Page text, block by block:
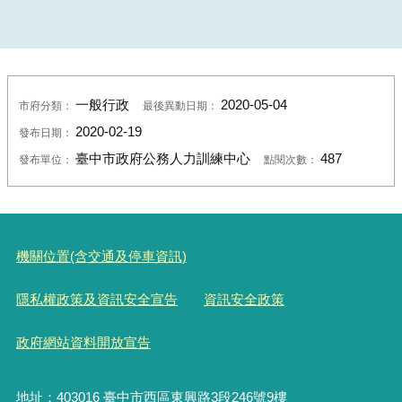
市府分類： 一般行政 最後異動日期： 2020-05-04
發布日期： 2020-02-19
發布單位： 臺中市政府公務人力訓練中心 點閱次數： 487
機關位置(含交通及停車資訊)
隱私權政策及資訊安全宣告 資訊安全政策
政府網站資料開放宣告
地址：403016 臺中市西區東興路3段246號9樓